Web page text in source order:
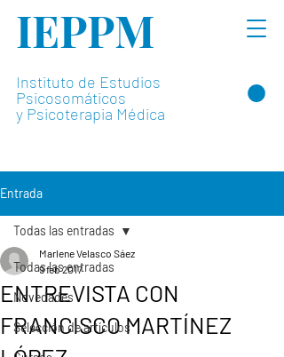
IEPPM
Instituto de Estudios
Psicosomáticos
y Psicoterapia Médica
Entrada
Todas las entradas
Novedades
Selección de artículos
Todas las entradas
ENTREVISTA CON
FRANCISCO MARTÍNEZ
Marlene Velasco Sáez
9 feb 2017